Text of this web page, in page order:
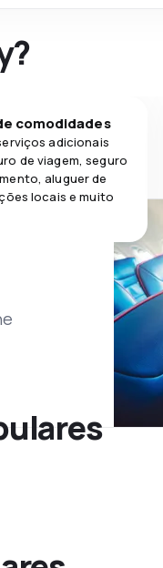
comodidades
adicionais
de viagem, seguro
aluguer de
locais e muito